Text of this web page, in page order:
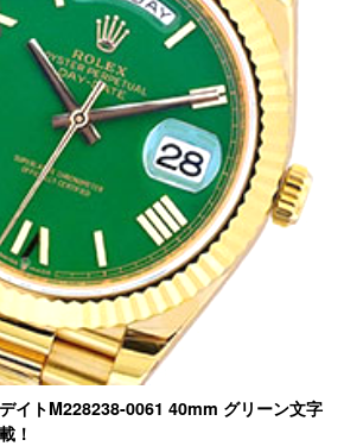
イトM228238-0061 40mm グリーン文字
！